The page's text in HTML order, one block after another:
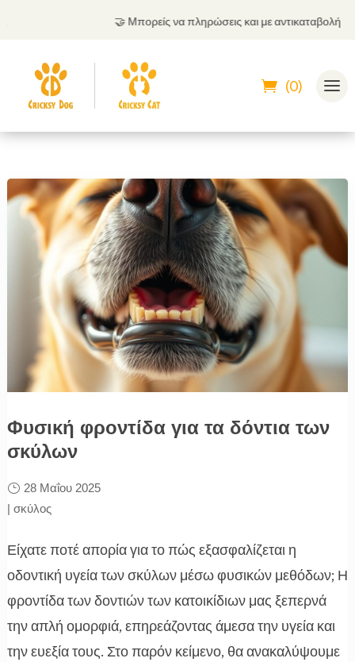
Μπορείς να πληρώσεις και με αντικαταβολή
(0)
Φυσική φροντίδα για τα δόντια των
σκύλων
28 Μαΐου 2025
| σκύλος
Είχατε ποτέ απορία για το πώς εξασφαλίζεται η
οδοντική υγεία των σκύλων μέσω φυσικών μεθόδων; Η
φροντίδα των δοντιών των κατοικίδιων μας ξεπερνά
την απλή ομορφιά, επηρεάζοντας άμεσα την υγεία και
την ευεξία τους. Στο παρόν κείμενο, θα ανακαλύψουμε